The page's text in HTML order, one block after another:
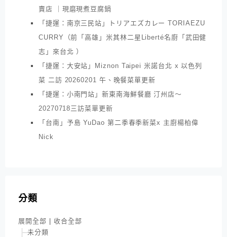
賣店 ｜現磨現煮豆腐鍋
「捷運：南京三民站」トリアエズカレー TORIAEZU
CURRY（前「高雄」米其林二星Liberté名廚「武田健
志」來台北 ）
「捷運：大安站」Miznon Taipei 米諾台北 x 以色列
菜 二訪 20260201 午、晚餐菜單更新
「捷運：小南門站」新東南海鮮餐廳 汀州店～
20270718三訪菜單更新
「台南」予島 YuDao 第二季春季新菜x 主廚楊柏偉
Nick
分類
展開全部
收合全部
未分類